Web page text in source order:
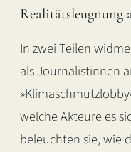
Realitätsleugnung
In zwei Teilen
als Journalistinnen
welche Akteure es
beleuchten sie, wie